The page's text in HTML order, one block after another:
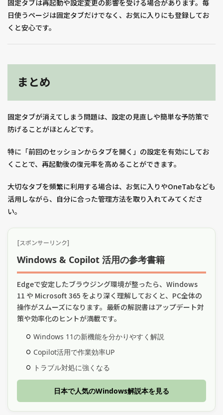
固定タブは再起動や設定変更の影響を受ける場合があります。毎
日使うページは固定タブだけでなく、お気に入りにも登録してお
くと安心です。
まとめ
固定タブが消えてしまう問題は、設定の見直しや簡単な予防策で
防げることがほとんどです。
特に「前回のセッションからタブを開く」の設定を有効にしてお
くことで、再起動後の復元率を高めることができます。
大切なタブを頻繁に利用する場合は、お気に入りやOneTabなども
活用しながら、自分に合った管理方法を取り入れてみてくださ
い。
[スポンサーリンク]
Windows & Copilot 活用の参考書籍
Edgeで安定したブラウジング環境が整ったら、Windows
11 や Microsoft 365 をより深く理解しておくと、PC全体の
操作がスムーズになります。最新の解説書はアップデート対
策や効率化のヒントが満載です。
Windows 11の新機能を分かりやすく解説
Copilot活用で作業効率UP
トラブル対処に強くなる
日本で人気のWindows解説本を見る